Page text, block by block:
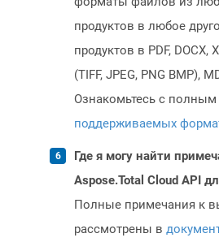
продуктов в любое
продуктов в PDF, DOCX,
(TIFF, JPEG, PNG BMP),
Ознакомьтесь с
поддерживаемых
Где я могу найти
Aspose.Total Cloud API
Полные примечания к
рассмотрены в